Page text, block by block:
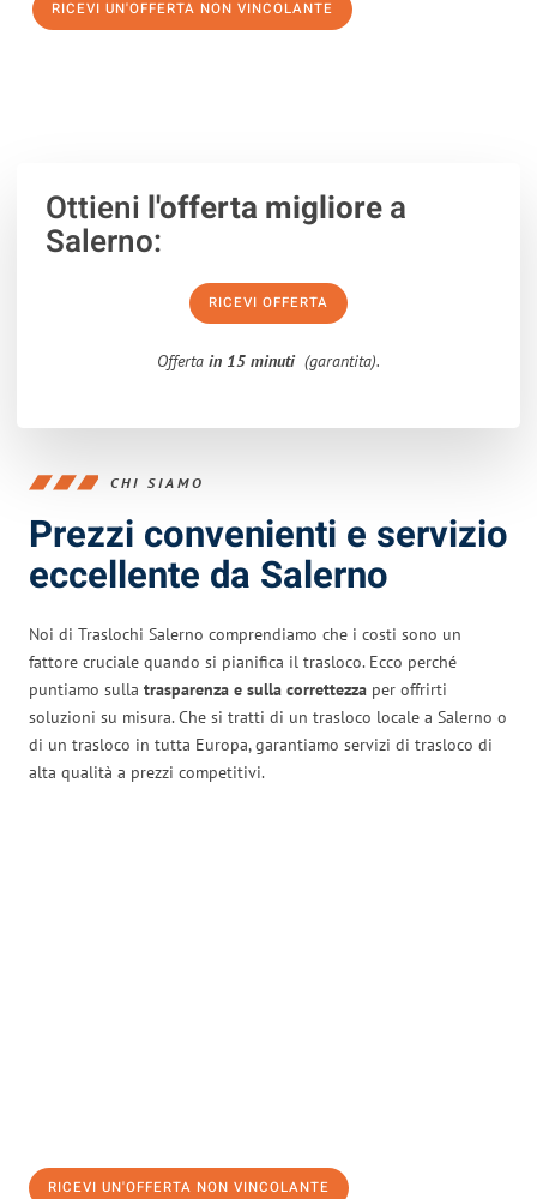
RICEVI UN'OFFERTA NON VINCOLANTE
Ottieni l'offerta migliorea
Salerno:
RICEVI OFFERTA
Offerta in 15 minuti (garantita).
CHI SIAMO
Prezzi convenienti e servizio
eccellente da Salerno
Noi di Traslochi Salerno comprendiamo che i costi sono un
fattore cruciale quando si pianifica il trasloco. Ecco perché
puntiamo sulla trasparenza e sulla correttezza per offrirti
soluzioni su misura. Che si tratti di un trasloco locale a Salerno o
di un trasloco in tutta Europa, garantiamo servizi di trasloco di
alta qualità a prezzi competitivi.
RICEVI UN'OFFERTA NON VINCOLANTE